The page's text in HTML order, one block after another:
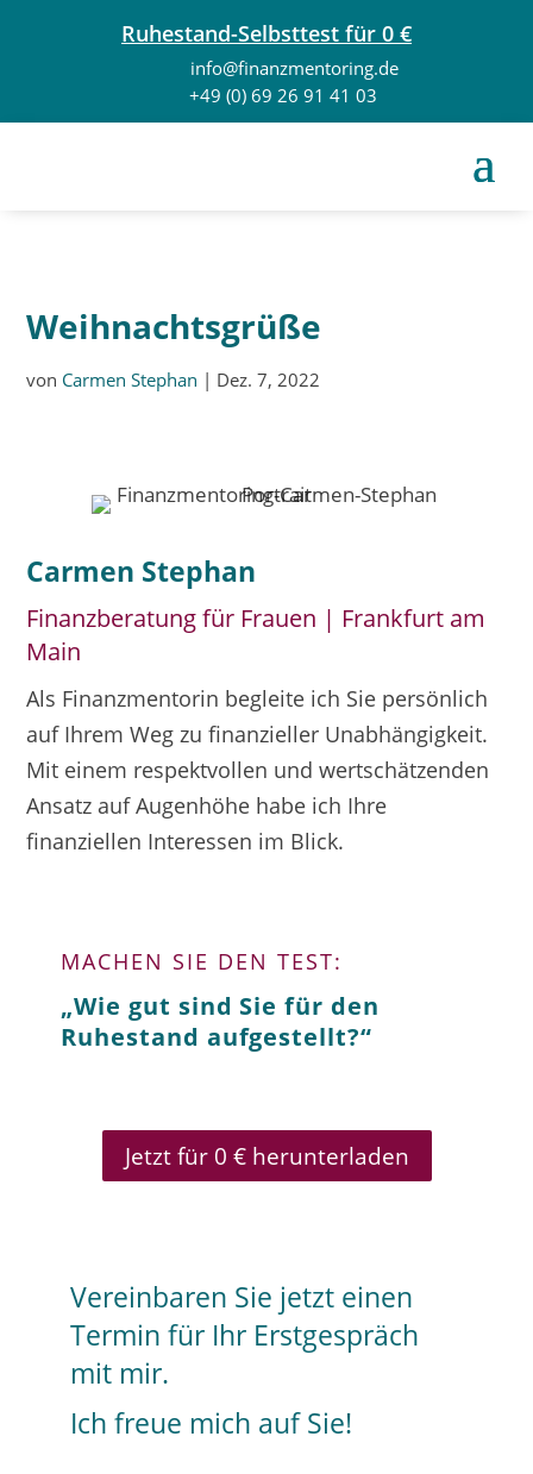
Ruhestand-Selbsttest für 0 €
info@finanzmentoring.de
+49 (0) 69 26 91 41 03
Weihnachtsgrüße
von Carmen Stephan | Dez. 7, 2022
Carmen Stephan
Finanzberatung für Frauen | Frankfurt am
Main
Als Finanzmentorin begleite ich Sie persönlich
auf Ihrem Weg zu finanzieller Unabhängigkeit.
Mit einem respektvollen und wertschätzenden
Ansatz auf Augenhöhe habe ich Ihre
finanziellen Interessen im Blick.
MACHEN SIE DEN TEST:
„Wie gut sind Sie für den
Ruhestand aufgestellt?“
Jetzt für 0 € herunterladen
Vereinbaren Sie jetzt einen
Termin für Ihr Erstgespräch
mit mir.
Ich freue mich auf Sie!